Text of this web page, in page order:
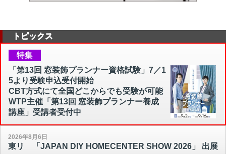
トピックス
特集
「第13回 窓装飾プランナー資格試験」7／1
5より受験申込受付開始
CBT方式にて全国どこからでも受験が可能
WTP主催「第13回 窓装飾プランナー養成
講座」受講者受付中
2026年8月6日
東リ 「JAPAN DIY HOMECENTER SHOW 2026」 出展